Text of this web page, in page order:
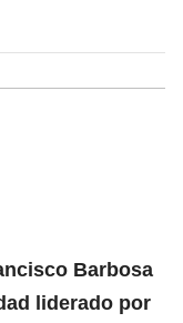
Barbosa
liderado por